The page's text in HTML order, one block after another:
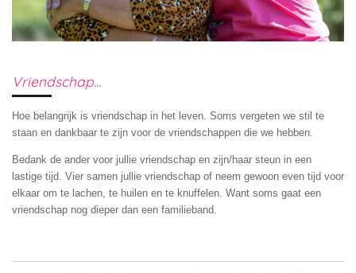
Vriendschap...
Hoe belangrijk is vriendschap in het leven. Soms vergeten we stil te
staan en dankbaar te zijn voor de vriendschappen die we hebben.
Bedank de ander voor jullie vriendschap en zijn/haar steun in een
lastige tijd. Vier samen jullie vriendschap of neem gewoon even tijd voor
elkaar om te lachen, te huilen en te knuffelen. Want soms gaat een
vriendschap nog dieper dan een familieband.